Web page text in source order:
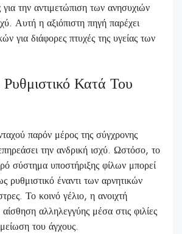
την αντιμετώπιση των ανησυχιών
Αυτή η αξιόπιστη πηγή παρέχει
για διάφορες πτυχές της υγείας των
Κατά Του
παρόν μέρος της σύγχρονης
την ανδρική ισχύ. Ωστόσο, το
σύστημα υποστήριξης φίλων μπορεί
ρυθμιστικό έναντι των αρνητικών
Το κοινό γέλιο, η ανοιχτή
αίσθηση αλληλεγγύης μέσα στις φιλίες
του άγχους.